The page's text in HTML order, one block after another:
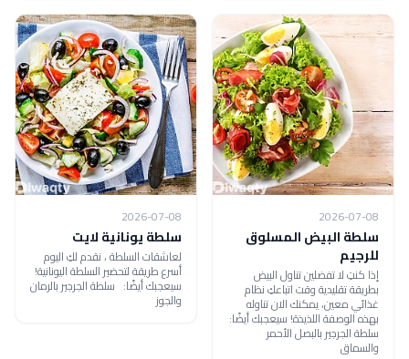
2026-07-08
سلطة البيض المسلوق
للرجيم
إذا كنتِ لا تفضلين تناول البيض
بطريقة تقليدية وقت اتباعكِ نظام
غذائي معين، يمكنك الان تناوله
بهذه الوصفة اللذيذة! سيعجبك أيضًا:
سلطة الجرجير بالبصل الأحمر
والسماق
2026-07-08
سلطة يونانية لايت
لعاشقات السلطة ، نقدم لكِ اليوم
أسرع طريقة لتحضير السلطة اليونانية!
سيعجبك أيضًا: سلطة الجرجير بالرمان
والجوز